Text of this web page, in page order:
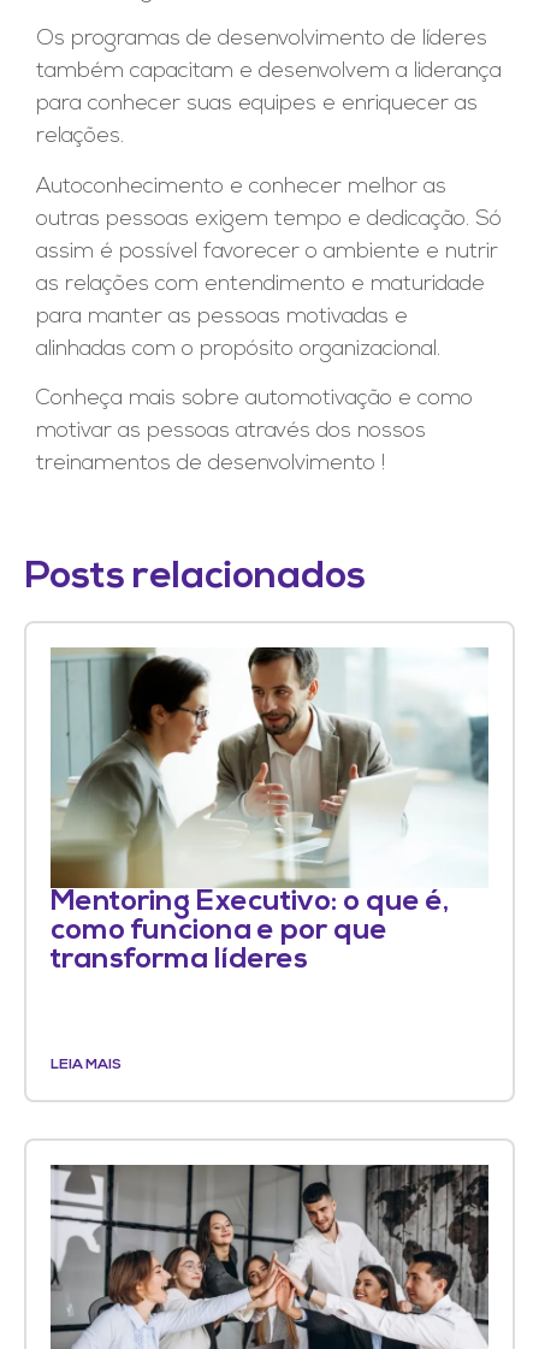
Os programas de desenvolvimento de líderes
também capacitam e desenvolvem a liderança
para conhecer suas equipes e enriquecer as
relações.
Autoconhecimento e conhecer melhor as
outras pessoas exigem tempo e dedicação. Só
assim é possível favorecer o ambiente e nutrir
as relações com entendimento e maturidade
para manter as pessoas motivadas e
alinhadas com o propósito organizacional.
Conheça mais sobre automotivação e como
motivar as pessoas através dos nossos
treinamentos de desenvolvimento !
Posts relacionados
Mentoring Executivo: o que é,
como funciona e por que
transforma líderes
LEIA MAIS